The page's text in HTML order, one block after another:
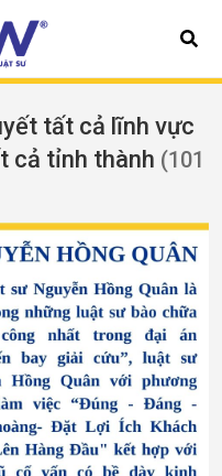
tất cả lĩnh vực
cả tỉnh thành (101